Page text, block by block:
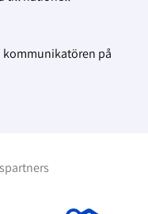
kommunikatören på